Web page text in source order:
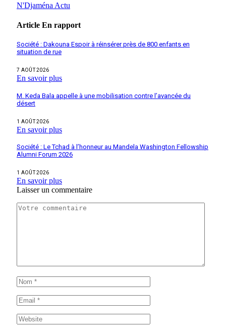
N'Djaména Actu
Article En rapport
Société : Dakouna Espoir à réinsérer près de 800 enfants en
situation de rue
7 AOÛT 2026
En savoir plus
M. Keda Bala appelle à une mobilisation contre l’avancée du
désert
1 AOÛT 2026
En savoir plus
Société : Le Tchad à l’honneur au Mandela Washington Fellowship
Alumni Forum 2026
1 AOÛT 2026
En savoir plus
Laisser un commentaire